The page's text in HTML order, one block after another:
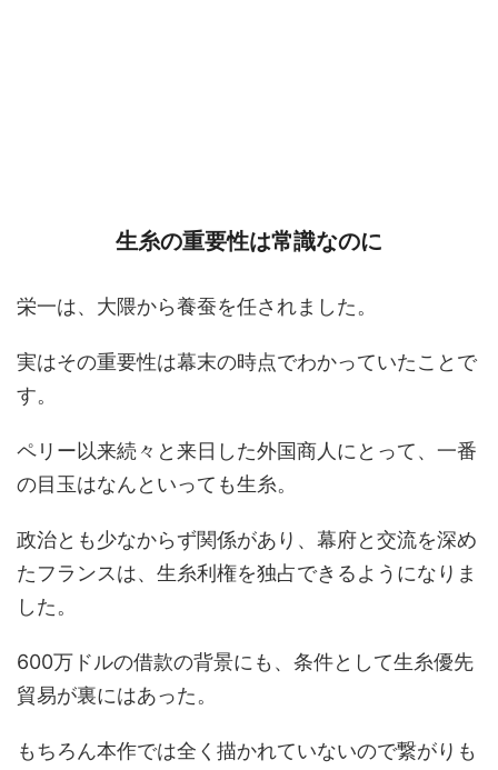
生糸の重要性は常識なのに
栄一は、大隈から養蚕を任されました。
実はその重要性は幕末の時点でわかっていたことで
す。
ペリー以来続々と来日した外国商人にとって、一番
の目玉はなんといっても生糸。
政治とも少なからず関係があり、幕府と交流を深め
たフランスは、生糸利権を独占できるようになりま
した。
600万ドルの借款の背景にも、条件として生糸優先
貿易が裏にはあった。
もちろん本作では全く描かれていないので繋がりも